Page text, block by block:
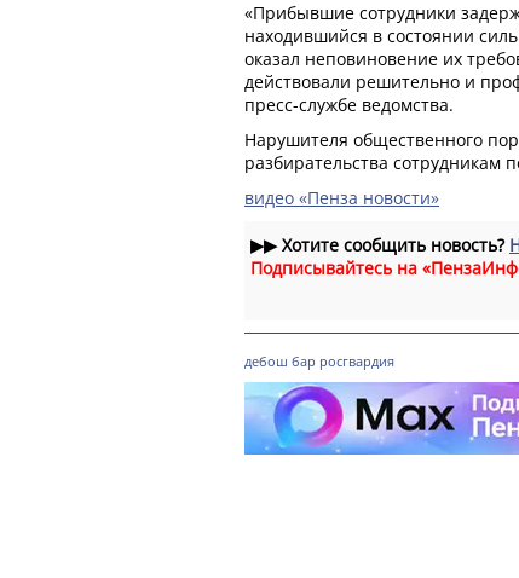
«Прибывшие сотрудники
находившийся в состоянии
оказал неповиновение их
действовали решительно и
пресс-службе ведомства.
Нарушителя общественного
разбирательства сотрудникам
видео «Пенза новости»
▶▶Хотите сообщить новость?
Подписывайтесь на
дебош бар росгвардия